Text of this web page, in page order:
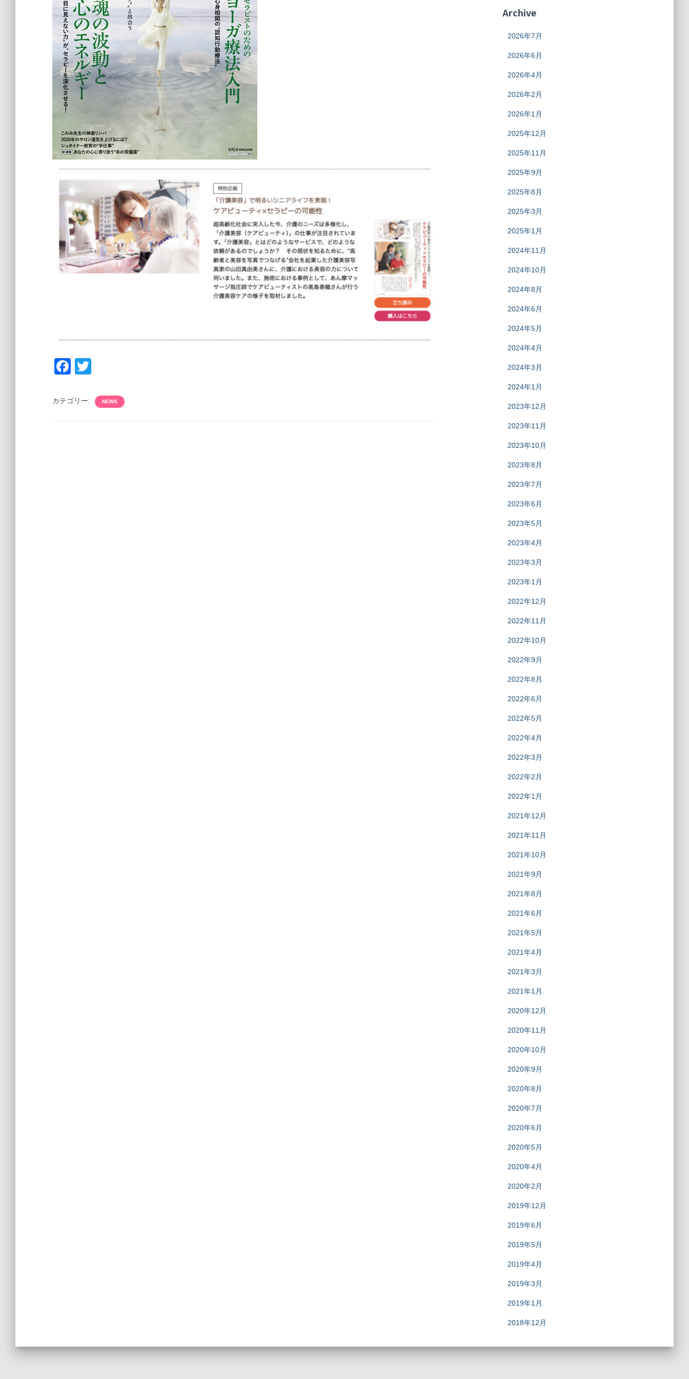
F
c
tt
カテゴリー: NEWS
Archive
2026年7月
2026年6月
2026年4月
2026年2月
2026年1月
2025年12月
2025年11月
2025年9月
2025年8月
2025年3月
2025年1月
2024年11月
2024年10月
2024年8月
2024年6月
2024年5月
2024年4月
2024年3月
2024年1月
2023年12月
2023年11月
2023年10月
2023年8月
2023年7月
2023年6月
2023年5月
2023年4月
2023年3月
2023年1月
2022年12月
2022年11月
2022年10月
2022年9月
2022年8月
2022年6月
2022年5月
2022年4月
2022年3月
2022年2月
2022年1月
2021年12月
2021年11月
2021年10月
2021年9月
2021年8月
2021年6月
2021年5月
2021年4月
2021年3月
2021年1月
2020年12月
2020年11月
2020年10月
2020年9月
2020年8月
2020年7月
2020年6月
2020年5月
2020年4月
2020年2月
2019年12月
2019年6月
2019年5月
2019年4月
2019年3月
2019年1月
2018年12月